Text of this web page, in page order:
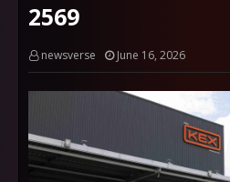
2569
newsverse June 16, 2026